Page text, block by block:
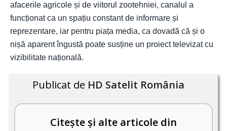
afacerile agricole și de viitorul zootehniei, canalul a
funcționat ca un spațiu constant de informare și
reprezentare, iar pentru piața media, ca dovadă că și o
nișă aparent îngustă poate susține un proiect televizat cu
vizibilitate națională.
Publicat de HD Satelit România
Citește și alte articole din